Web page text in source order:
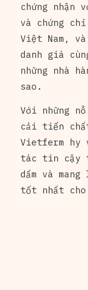
chứng nhận
và chứng
Việt Nam,
danh giá
những nhà
sao.
Với những
cải tiến
Vietferm hy
tác tin cậy
dấm và
tốt nhất cho